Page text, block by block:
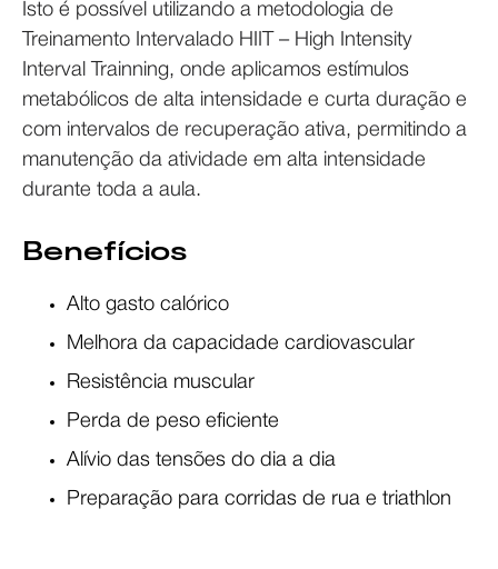
Isto é possível utilizando a metodologia de
Treinamento Intervalado HIIT – High Intensity
Interval Trainning, onde aplicamos estímulos
metabólicos de alta intensidade e curta duração e
com intervalos de recuperação ativa, permitindo a
manutenção da atividade em alta intensidade
durante toda a aula.
Benefícios
Alto gasto calórico
Melhora da capacidade cardiovascular
Resistência muscular
Perda de peso eficiente
Alívio das tensões do dia a dia
Preparação para corridas de rua e triathlon